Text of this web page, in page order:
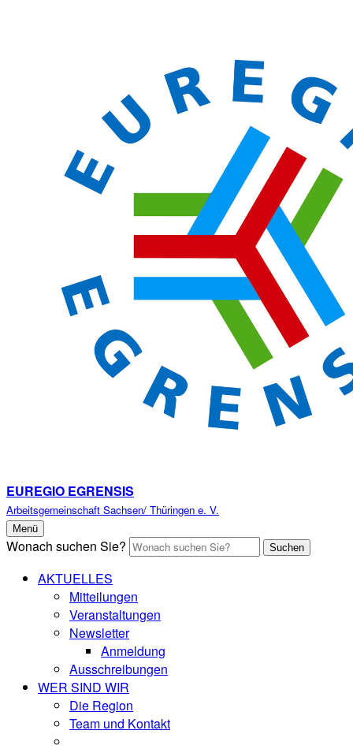
EUREGIO EGRENSIS
Arbeitsgemeinschaft Sachsen/ Thüringen e. V.
Menü
Wonach suchen Sie? Suchen
AKTUELLES
Mitteilungen
Veranstaltungen
Newsletter
Anmeldung
Ausschreibungen
WER SIND WIR
Die Region
Team und Kontakt